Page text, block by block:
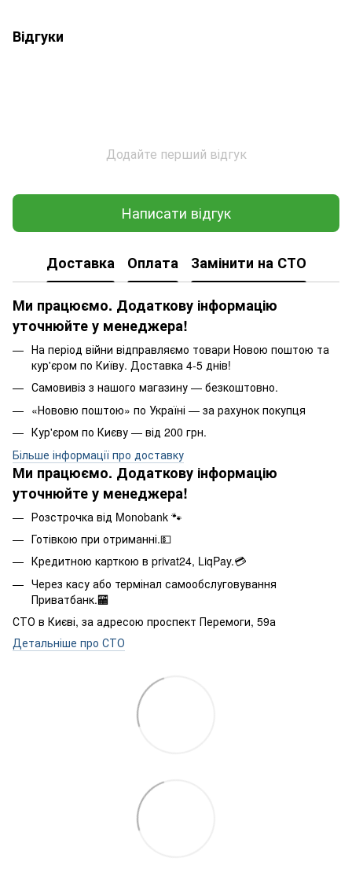
Відгуки
Додайте перший відгук
Написати відгук
Доставка Оплата Замінити на СТО
Ми працюємо. Додаткову інформацію
уточнюйте у менеджера!
На період війни відправляємо товари Новою поштою та
кур'єром по Київу. Доставка 4-5 днів!
Самовивіз з нашого магазину — безкоштовно.
«Нововю поштою» по Україні — за рахунок покупця
Кур'єром по Києву — від 200 грн.
Більше інформації про доставку
Ми працюємо. Додаткову інформацію
уточнюйте у менеджера!
Розстрочка від Monobank 🐾
Готівкою при отриманні.💵
Кредитною карткою в privat24, LiqPay.💳
Через касу або термінал самообслуговування
Приватбанк.🏧
СТО в Києві, за адресою проспект Перемоги, 59а
Детальніше про СТО